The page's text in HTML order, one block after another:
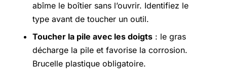
abîme le boîtier sans l’ouvrir. Identifiez le
type avant de toucher un outil.
Toucher la pile avec les doigts : le gras
décharge la pile et favorise la corrosion.
Brucelle plastique obligatoire.